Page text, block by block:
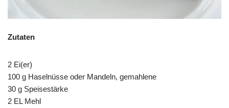
Zutaten
2 Ei(er)
100 g Haselnüsse oder Mandeln, gemahlene
30 g Speisestärke
2 EL Mehl